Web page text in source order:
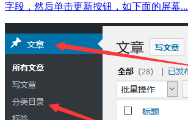
字段，然后单击更新按钮，如下面的屏幕...